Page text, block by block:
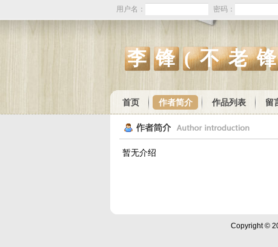
用户名： 密码：
李锋(不老
首页 作者简介 作品列表 留
暂无介绍
Copyright ©